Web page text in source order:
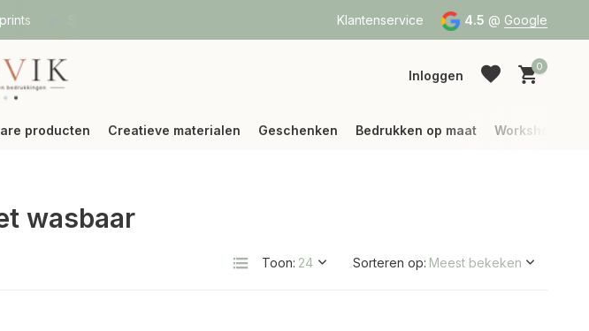
Vanaf 75 € betalen wij jouw verzending
Klantenservice 4.5 @ Google
Inloggen
0
producten Creatieve materialen Geschenken Bedrukken op maat Workshops
wasbaar
Toon: Sorteren op: